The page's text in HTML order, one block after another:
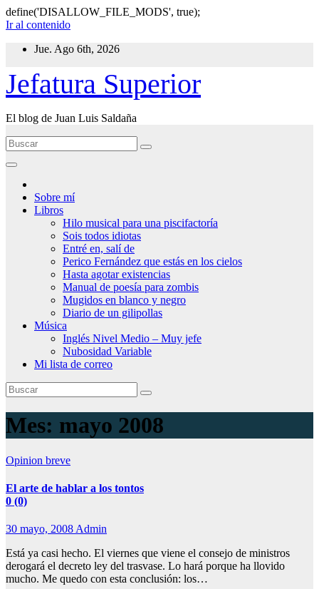
define('DISALLOW_FILE_MODS', true);
Ir al contenido
Jue. Ago 6th, 2026
Jefatura Superior
El blog de Juan Luis Saldaña
Sobre mí
Libros
Hilo musical para una piscifactoría
Sois todos idiotas
Entré en, salí de
Perico Fernández que estás en los cielos
Hasta agotar existencias
Manual de poesía para zombis
Mugidos en blanco y negro
Diario de un gilipollas
Música
Inglés Nivel Medio – Muy jefe
Nubosidad Variable
Mi lista de correo
Mes: mayo 2008
Opinion breve
El arte de hablar a los tontos
0 (0)
30 mayo, 2008Admin
Está ya casi hecho. El viernes que viene el consejo de ministros
derogará el decreto ley del trasvase. Lo hará porque ha llovido
mucho. Me quedo con esta conclusión: los…